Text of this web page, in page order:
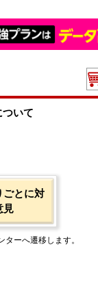
ついて
ごとに対
見
ーへ遷移します。